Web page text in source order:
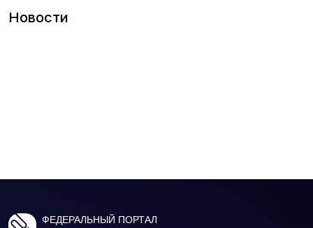
Новости
ФЕДЕРАЛЬНЫЙ ПОРТАЛ